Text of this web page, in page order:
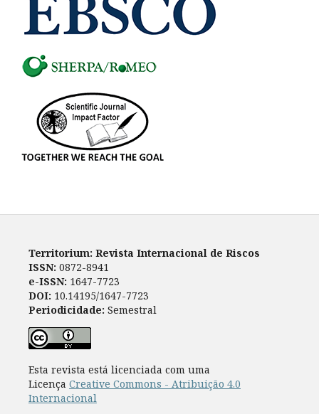
Territorium: Revista Internacional de Riscos
ISSN: 0872-8941
e-ISSN: 1647-7723
DOI: 10.14195/1647-7723
Periodicidade: Semestral
Esta revista está licenciada com uma
Licença Creative Commons - Atribuição 4.0
Internacional